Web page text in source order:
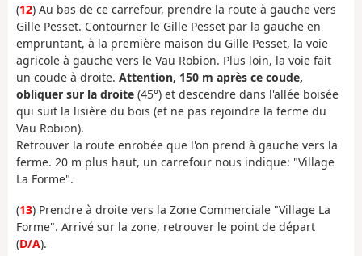
(12) Au bas de ce carrefour, prendre la route à gauche vers
Gille Pesset. Contourner le Gille Pesset par la gauche en
empruntant, à la première maison du Gille Pesset, la voie
agricole à gauche vers le Vau Robion. Plus loin, la voie fait
un coude à droite. Attention, 150 m après ce coude,
obliquer sur la droite (45°) et descendre dans l'allée boisée
qui suit la lisière du bois (et ne pas rejoindre la ferme du
Vau Robion).
Retrouver la route enrobée que l'on prend à gauche vers la
ferme. 20 m plus haut, un carrefour nous indique: "Village
La Forme".
(13) Prendre à droite vers la Zone Commerciale "Village La
Forme". Arrivé sur la zone, retrouver le point de départ
(D/A).